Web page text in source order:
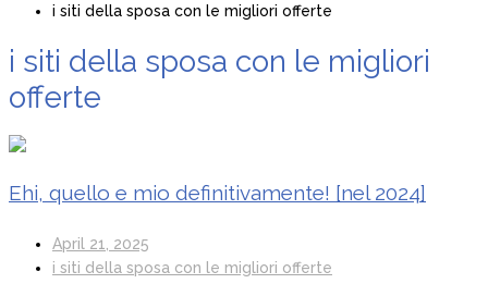
i siti della sposa con le migliori offerte
i siti della sposa con le migliori
offerte
Ehi, quello e mio definitivamente! [nel 2024]
April 21, 2025
i siti della sposa con le migliori offerte